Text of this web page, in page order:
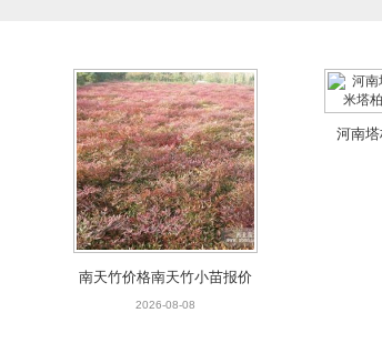
南天竹价格南天竹小苗报价
出售南天竹工程苗天竹芽苗
2026-08-08
河南
米塔